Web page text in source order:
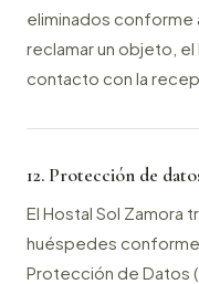
eliminados conforme
reclamar un objeto,
contacto con la
12. Protección de
El Hostal Sol Zamora
huéspedes
Protección de Datos